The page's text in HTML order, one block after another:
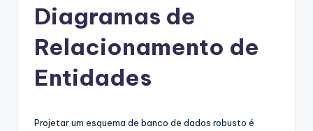
A
Diagramas de
Relacionamento de
Entidades
Projetar um esquema de banco de dados robusto é